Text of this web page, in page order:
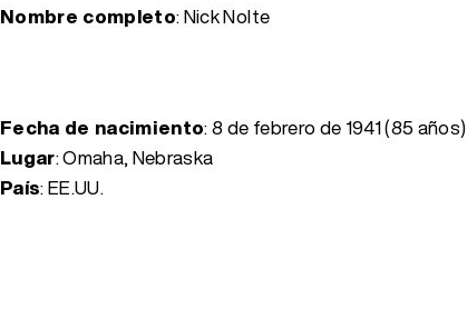
Nombre completo: Nick Nolte
Fecha de nacimiento:8 de febrero de 1941 (85 años)
Lugar: Omaha, Nebraska
País: EE.UU.